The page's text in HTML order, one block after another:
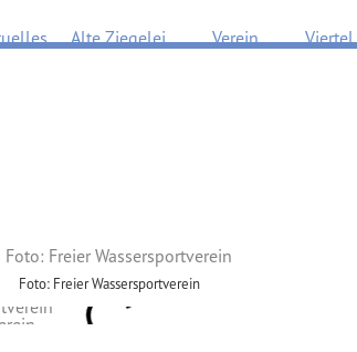
Alte Ziegelei Öffne Alte Ziegelei
Verein Öffne Verein
Viertel
Foto: Freier Wassersportverein